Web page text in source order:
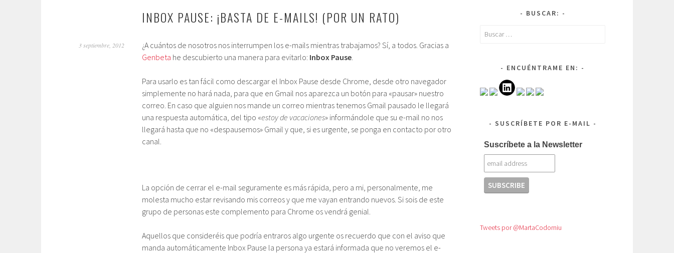
INBOX PAUSE: ¡BASTA DE E-MAILS! (POR UN RATO)
3 septiembre, 2012
¿A cuántos de nosotros nos interrumpen los e-mails mientras trabajamos? Sí, a todos. Gracias a
Genbeta he descubierto una manera para evitarlo: Inbox Pause.
Para usarlo es tan fácil como descargar el Inbox Pause desde Chrome, desde otro navegador
simplemente no hará nada, para que en Gmail nos aparezca un botón para «pausar» nuestro
correo. En caso que alguien nos mande un correo mientras tenemos Gmail pausado le llegará
una respuesta automática, del tipo «estoy de vacaciones» informándole que su e-mail no nos
llegará hasta que no «despausemos» Gmail y que, si es urgente, se ponga en contacto por otro
canal.
La opción de cerrar el e-mail seguramente es más rápida, pero a mi, personalmente, me
molesta mucho estar revisando mis correos y que me vayan entrando nuevos. Si sois de este
grupo de personas este complemento para Chrome os vendrá genial.
Aquellos que consideréis que podría entraros algo urgente os recuerdo que con el aviso que
manda automáticamente Inbox Pause la persona ya estará informada que no veremos el e-
BUSCAR:
Buscar:
ENCUÉNTRAME EN:
SUSCRÍBETE POR E-MAIL
Suscríbete a la Newsletter
Tweets por @MartaCodorniu